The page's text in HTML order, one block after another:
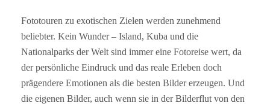
Fototouren zu exotischen Zielen werden zunehmend
beliebter. Kein Wunder – Island, Kuba und die
Nationalparks der Welt sind immer eine Fotoreise wert, da
der persönliche Eindruck und das reale Erleben doch
prägendere Emotionen als die besten Bilder erzeugen. Und
die eigenen Bilder, auch wenn sie in der Bilderflut von den